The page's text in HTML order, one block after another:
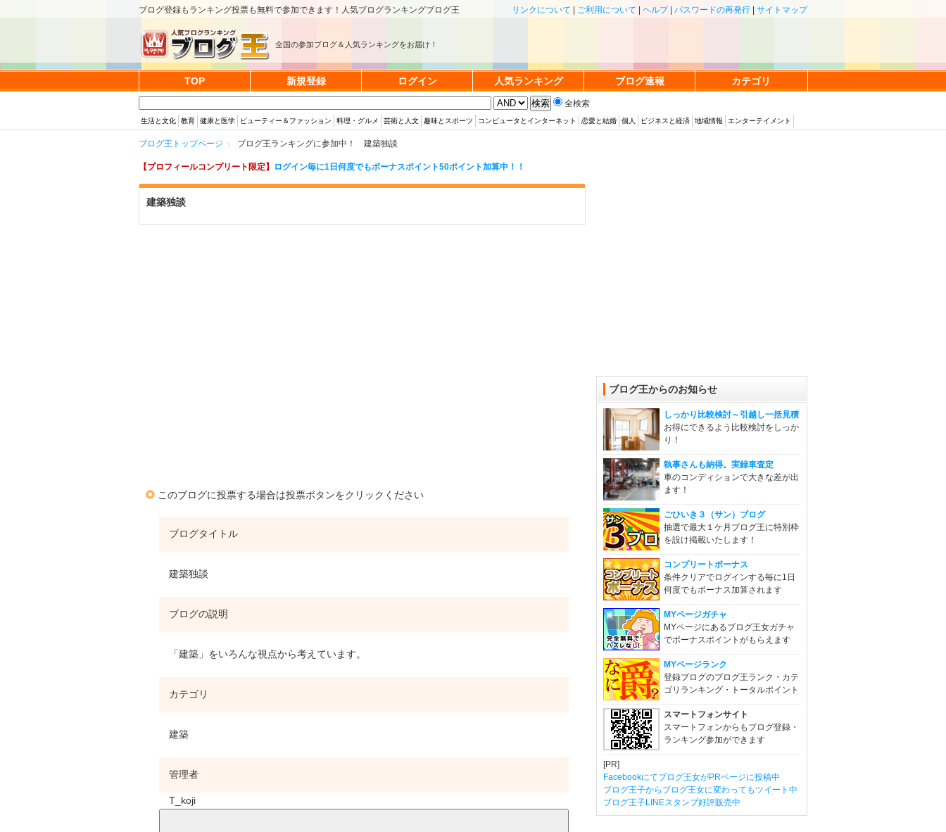
ブログ登録もランキング投票も無料で参加できます！人気ブログランキングブログ王 リンクについて ご利用について ヘルプ| パスワードの再発行 サイトマップ
全国の参加ブログ＆人気ランキングをお届け！
TOP 新規登録 ログイン 人気ランキング ブログ速報 カテゴリ
全検索
生活と文化 教育 健康と医学 ビューティー＆ファッション 料理・グルメ 芸術と人文 趣味とスポーツ コンピュータとインターネット 恋愛と結婚 個人 ビジネスと経済 地域情報 エンターテイメント
ブログ王トップページ ブログ王ランキングに参加中！ 建築独談
【プロフィールコンプリート限定】 ログイン毎に1日何度でもボーナスポイント50ポイント加算中！！
建築独談
このブログに投票する場合は投票ボタンをクリックください
ブログタイトル
建築独談
ブログの説明
「建築」をいろんな視点から考えています。
カテゴリ
建築
管理者
T_koji
ブログ王からのお知らせ
しっかり比較検討～引越し一括見積
お得にできるよう比較検討をしっか
り！
執事さんも納得。実録車査定
車のコンディションで大きな差が出
ます！
ごひいき３（サン）ブログ
抽選で最大１ケ月ブログ王に特別枠
を設け掲載いたします！
コンプリートボーナス
条件クリアでログインする毎に1日
何度でもボーナス加算されます
MYページガチャ
MYページにあるブログ王女ガチャ
でボーナスポイントがもらえます
MYページランク
登録ブログのブログ王ランク・カテ
ゴリランキング・トータルポイント
スマートフォンサイト
スマートフォンからもブログ登録・
ランキング参加ができます
[PR]
Facebookにてブログ王女がPRページに投稿中
ブログ王子からブログ王女に変わってもツイート中
ブログ王子LINEスタンプ好評販売中